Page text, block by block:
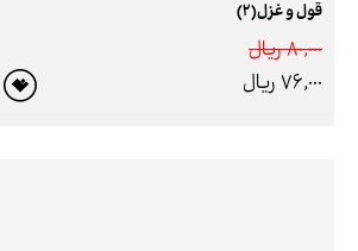
قول و غزل(2)
80,000 ريال
76,000 ريال